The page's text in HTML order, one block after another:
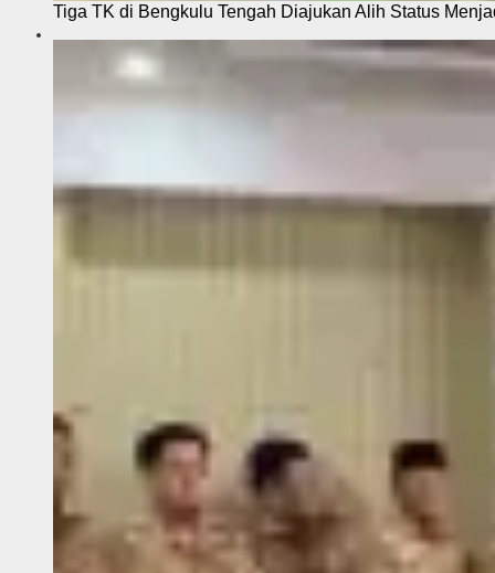
Tiga TK di Bengkulu Tengah Diajukan Alih Status